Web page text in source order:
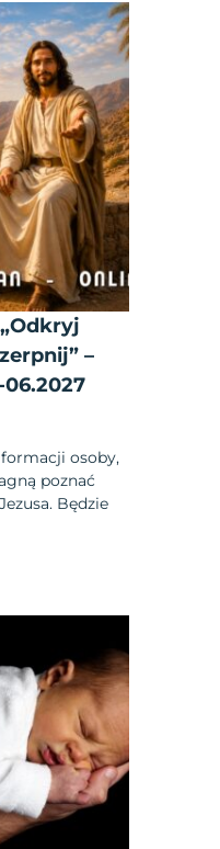
–
06.2027
osoby,
poznać
Będzie